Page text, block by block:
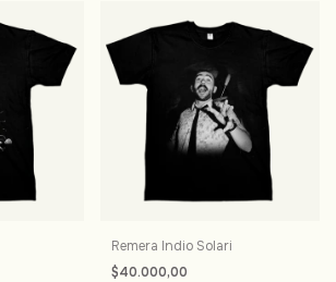
Remera Indio Solari
$40.000,00